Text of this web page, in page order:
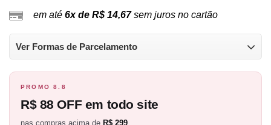
em até 6x de R$ 14,67sem juros no cartão
Ver Formas de Parcelamento
PROMO 8.8
R$ 88 OFF em todo site
nas compras acima de R$ 299